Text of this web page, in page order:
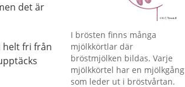
Förstora bilden
I brösten finns många
mjölkkörtlar där
bröstmjölken bildas. Varje
mjölkkörtel har en mjölkgång
som leder ut i bröstvårtan.
det är
helt fri från